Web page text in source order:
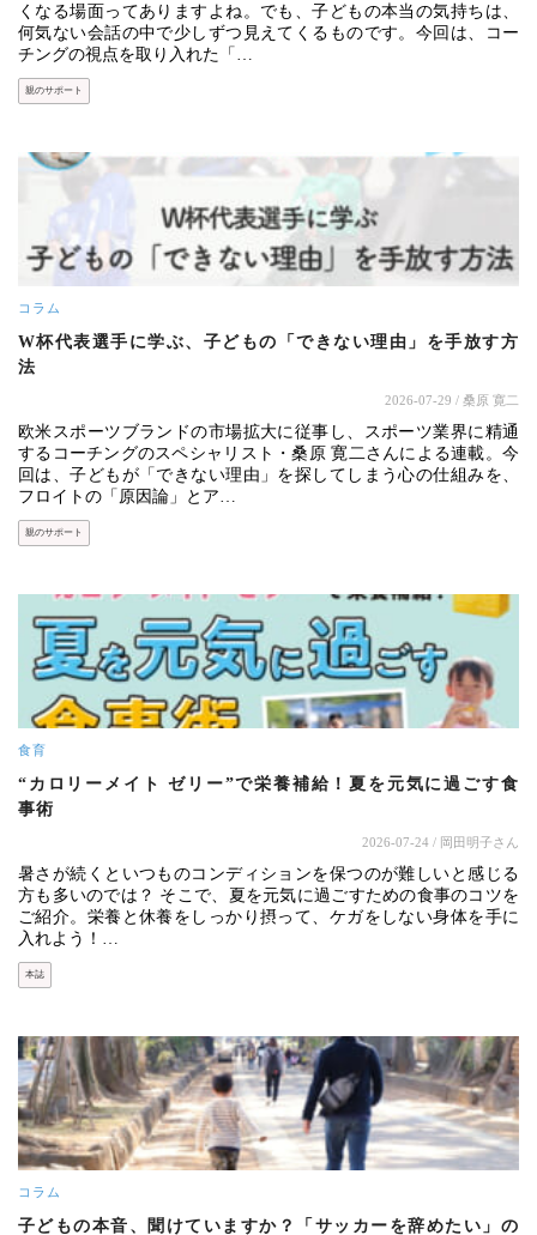
くなる場面ってありますよね。でも、子どもの本当の気持ちは、
何気ない会話の中で少しずつ見えてくるものです。今回は、コー
チングの視点を取り入れた「…
親のサポート
コラム
W杯代表選手に学ぶ、子どもの「できない理由」を手放す方
法
2026-07-29 / 桑原 寛二
欧米スポーツブランドの市場拡大に従事し、スポーツ業界に精通
するコーチングのスペシャリスト・桑原 寛二さんによる連載。今
回は、子どもが「できない理由」を探してしまう心の仕組みを、
フロイトの「原因論」とア…
親のサポート
食育
“カロリーメイト ゼリー”で栄養補給！夏を元気に過ごす食
事術
2026-07-24 / 岡田明子さん
暑さが続くといつものコンディションを保つのが難しいと感じる
方も多いのでは？ そこで、夏を元気に過ごすための食事のコツを
ご紹介。栄養と休養をしっかり摂って、ケガをしない身体を手に
入れよう！…
本誌
コラム
子どもの本音、聞けていますか？「サッカーを辞めたい」の